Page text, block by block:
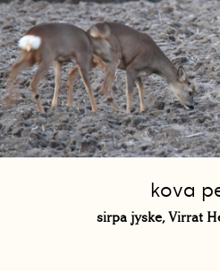
kova
sirpa jyske, Virrat